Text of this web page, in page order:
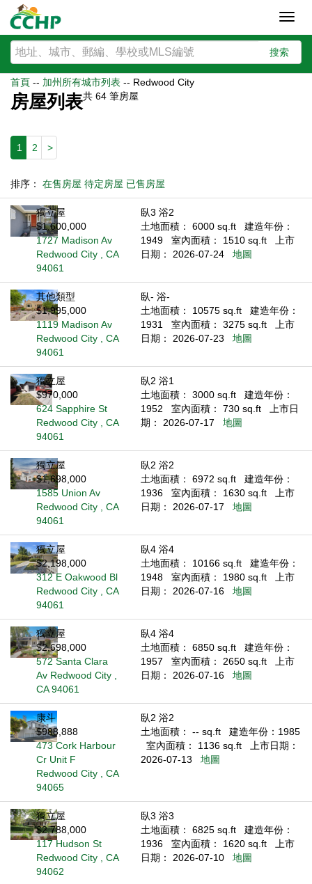
搜索
首頁 -- 加州所有城市列表 -- Redwood City
房屋列表共 64 筆房屋
1 2 >
排序： 在售房屋 待定房屋 已售房屋
獨立屋
$1,600,000
1727 Madison Av
Redwood City , CA
94061
臥3 浴2
土地面積： 6000 sq.ft
建造年份：
1949
室內面積： 1510 sq.ft
上市
日期： 2026-07-24
地圖
其他類型
$1,995,000
1119 Madison Av
Redwood City , CA
94061
臥- 浴-
土地面積： 10575 sq.ft
建造年份：
1931
室內面積： 3275 sq.ft
上市
日期： 2026-07-23
地圖
獨立屋
$970,000
624 Sapphire St
Redwood City , CA
94061
臥2 浴1
土地面積： 3000 sq.ft
建造年份：
1952
室內面積： 730 sq.ft
上市日
期： 2026-07-17
地圖
獨立屋
$1,698,000
1585 Union Av
Redwood City , CA
94061
臥2 浴2
土地面積： 6972 sq.ft
建造年份：
1936
室內面積： 1630 sq.ft
上市
日期： 2026-07-17
地圖
獨立屋
$2,198,000
312 E Oakwood Bl
Redwood City , CA
94061
臥4 浴4
土地面積： 10166 sq.ft
建造年份：
1948
室內面積： 1980 sq.ft
上市
日期： 2026-07-16
地圖
獨立屋
$2,698,000
572 Santa Clara
Av Redwood City ,
CA 94061
臥4 浴4
土地面積： 6850 sq.ft
建造年份：
1957
室內面積： 2650 sq.ft
上市
日期： 2026-07-16
地圖
康斗
$988,888
473 Cork Harbour
Cr Unit F
Redwood City , CA
94065
臥2 浴2
土地面積： -- sq.ft
建造年份：1985
室內面積： 1136 sq.ft
上市日期：
2026-07-13
地圖
獨立屋
$2,788,000
117 Hudson St
Redwood City , CA
94062
臥3 浴3
土地面積： 6825 sq.ft
建造年份：
1936
室內面積： 1620 sq.ft
上市
日期： 2026-07-10
地圖